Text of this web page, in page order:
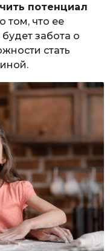
потенциал
том, что ее
забота о
стать